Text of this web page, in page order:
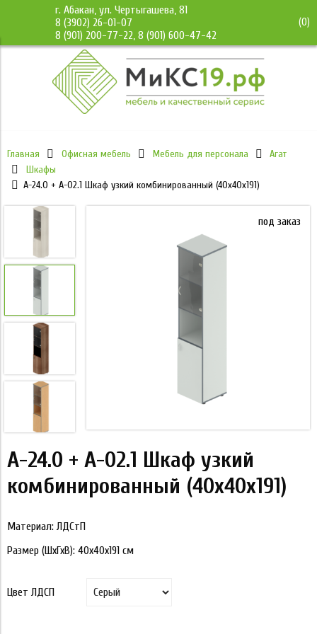
г. Абакан, ул. Чертыгашева, 81
8 (3902) 26-01-07
8 (901) 200-77-22, 8 (901) 600-47-42
(0)
Главная Офисная мебель Мебель для персонала
Агат
Шкафы
А-24.0 + А-02.1 Шкаф узкий комбинированный (40x40x191)
под заказ под заказ
А-24.0 + А-02.1 Шкаф узкий
комбинированный (40x40x191)
Материал: ЛДСтП
Размер (ШхГхВ): 40x40x191 см
Цвет ЛДСП